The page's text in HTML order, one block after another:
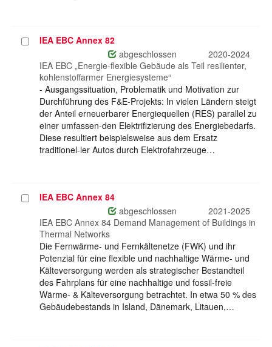
ProjektIEA EBC Annex 82
abgeschlossen
2020-2024
IEA EBC „Energie-flexible Gebäude als Teil resilienter,
kohlenstoffarmer Energiesysteme“
- Ausgangssituation, Problematik und Motivation zur
Durchführung des F&E-Projekts: In vielen Ländern steigt
der Anteil erneuerbarer Energiequellen (RES) parallel zu
einer umfassen-den Elektrifizierung des Energiebedarfs.
Diese resultiert beispielsweise aus dem Ersatz
traditionel-ler Autos durch Elektrofahrzeuge…
ProjektIEA EBC Annex 84
abgeschlossen
2021-2025
IEA EBC Annex 84 Demand Management of Buildings in
Thermal Networks
Die Fernwärme- und Fernkältenetze (FWK) und ihr
Potenzial für eine flexible und nachhaltige Wärme- und
Kälteversorgung werden als strategischer Bestandteil
des Fahrplans für eine nachhaltige und fossil-freie
Wärme- & Kälteversorgung betrachtet. In etwa 50 % des
Gebäudebestands in Island, Dänemark, Litauen,…